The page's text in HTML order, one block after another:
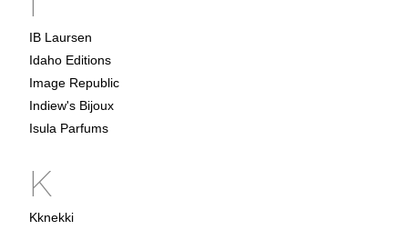
IB Laursen
Idaho Editions
Image Republic
Indiew's Bijoux
Isula Parfums
K
Kknekki